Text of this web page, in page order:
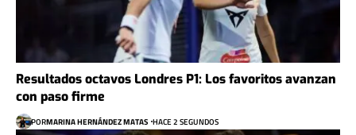
Resultados octavos Londres P1: Los favoritos avanzan
con paso firme
PORMARINA HERNÁNDEZ MATAS HACE 2 SEGUNDOS